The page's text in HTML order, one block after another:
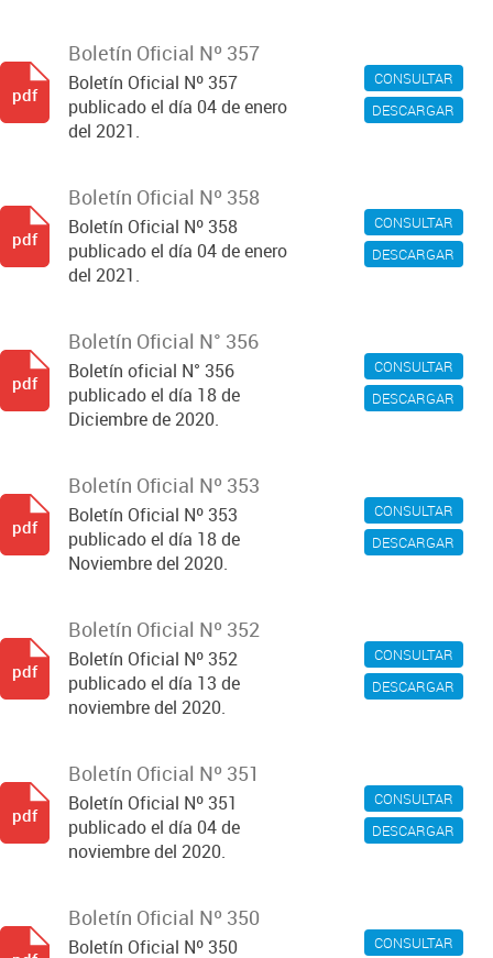
CONSULTAR
DESCARGAR
Boletín Oficial Nº 357
Boletín Oficial Nº 357
publicado el día 04 de enero
del 2021.
pdf
CONSULTAR
DESCARGAR
Boletín Oficial Nº 358
Boletín Oficial Nº 358
publicado el día 04 de enero
del 2021.
pdf
CONSULTAR
DESCARGAR
Boletín Oficial N° 356
Boletín oficial N° 356
publicado el día 18 de
Diciembre de 2020.
pdf
CONSULTAR
DESCARGAR
Boletín Oficial Nº 353
Boletín Oficial Nº 353
publicado el día 18 de
Noviembre del 2020.
pdf
CONSULTAR
DESCARGAR
Boletín Oficial Nº 352
Boletín Oficial Nº 352
publicado el día 13 de
noviembre del 2020.
pdf
CONSULTAR
DESCARGAR
Boletín Oficial Nº 351
Boletín Oficial Nº 351
publicado el día 04 de
noviembre del 2020.
pdf
CONSULTAR
Boletín Oficial Nº 350
Boletín Oficial Nº 350